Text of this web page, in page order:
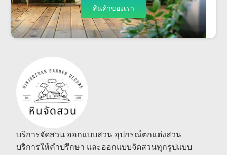
สินค้าของเรา
บริการจัดสวน ออกแบบสวน อุปกรณ์ตกแต่งสวน
บริการให้คำปรึกษา และออกแบบจัดสวนทุกรูปแบบ